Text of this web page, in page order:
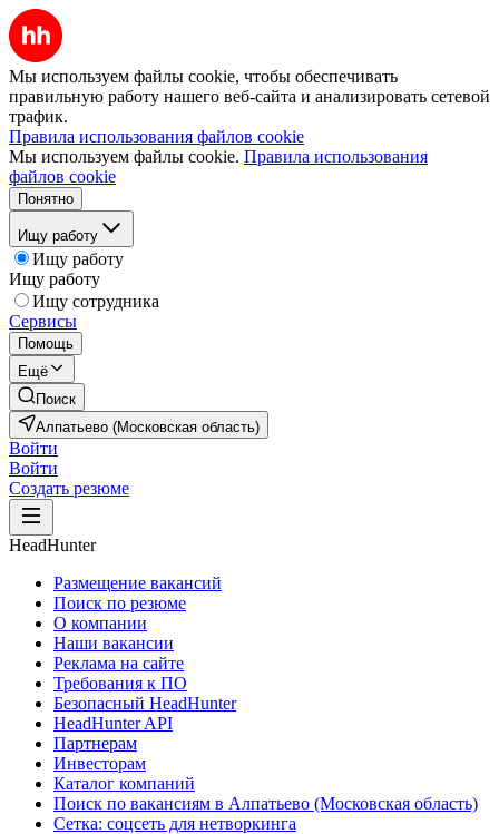
Мы используем файлы cookie, чтобы обеспечивать
правильную работу нашего веб-сайта и анализировать сетевой
трафик.
Правила использования файлов cookie
Мы используем файлы cookie. Правила использования
файлов cookie
Понятно
Ищу работу
Ищу работу
Ищу работу
Ищу сотрудника
Сервисы
Помощь
Ещё
Поиск
Алпатьево (Московская область)
Войти
Войти
Создать резюме
HeadHunter
Размещение вакансий
Поиск по резюме
О компании
Наши вакансии
Реклама на сайте
Требования к ПО
Безопасный HeadHunter
HeadHunter API
Партнерам
Инвесторам
Каталог компаний
Поиск по вакансиям в Алпатьево (Московская область)
Сетка: соцсеть для нетворкинга